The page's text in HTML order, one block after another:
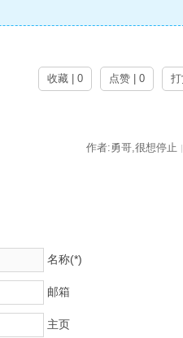
收藏 | 0 点赞 | 0
作者:勇哥,很想停止 |
名称(*)
邮箱
主页